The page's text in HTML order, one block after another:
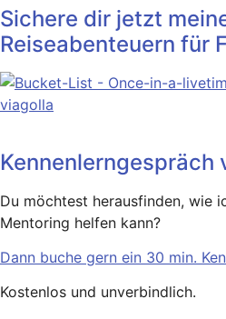
Sichere dir jetzt
Reiseabenteuern für
Kennenlerngespräch
Du möchtest herausfinden, wie
Mentoring helfen kann?
Dann buche gern ein 30 min.
Kostenlos und unverbindlich.